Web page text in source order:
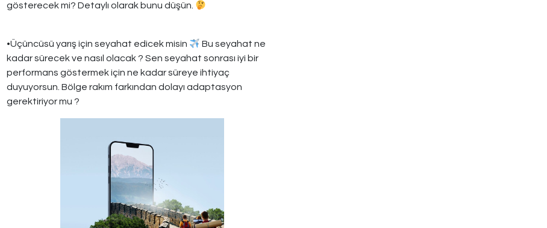
gösterecek mi? Detaylı olarak bunu düşün.
•Üçüncüsü yarış için seyahat edicek misin
Bu seyahat ne
kadar sürecek ve nasıl olacak ? Sen seyahat sonrası iyi bir
performans göstermek için ne kadar süreye ihtiyaç
duyuyorsun. Bölge rakım farkından dolayı adaptasyon
gerektiriyor mu ?